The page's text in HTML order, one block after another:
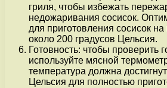
гриля, чтобы избежать
недожаривания сосисок.
для приготовления сосисок на
около 200 градусов Цельсия.
Готовность: чтобы проверить
используйте мясной
температура должна
Цельсия для полностью